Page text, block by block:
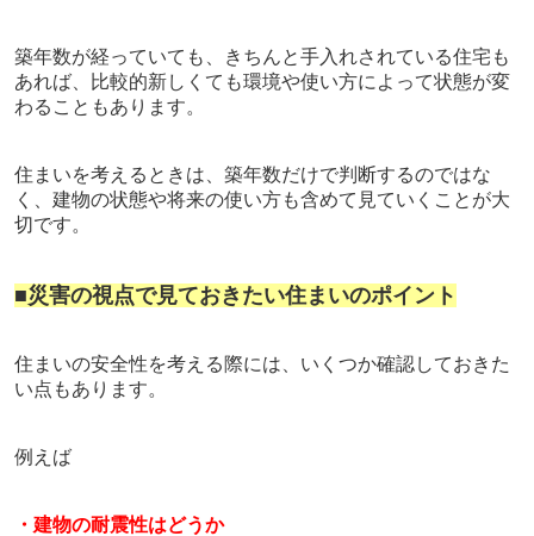
築年数が経っていても、きちんと手入れされている住宅も
あれば、
比較的新しくても環境や使い方によって状態が変
わることもあります。
住まいを考えるときは、築年数だけで判断するのではな
く、建物の状態や将来の使い方も含めて見ていくことが大
切です。
■災害の視点で見ておきたい住まいのポイント
住まいの安全性を考える際には、いくつか確認しておきた
い点もあります。
例えば
・建物の耐震性はどうか